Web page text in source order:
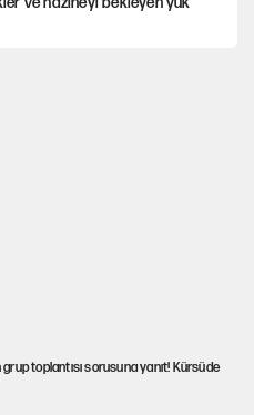
grup toplantısı sorusuna yanıt! Kürsüde